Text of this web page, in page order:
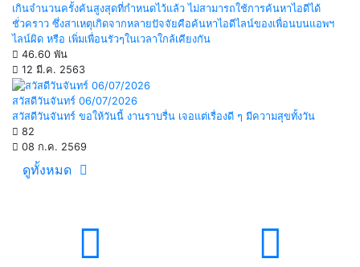
เกินจำนวนครั้งค้นสูงสุดที่กำหนดไว้แล้ว ไม่สามารถใช้การค้นหาไอดีได้
ชั่วคราว ซึ่งสาเหตุเกิดจากหลายปัจจัยคือค้นหาไอดีไลน์ของเพื่อนบนแอพฯ
ไลน์ผิด หรือ เพิ่มเพื่อนรัวๆในเวลาใกล้เคียงกัน
46.60 พัน
12 มี.ค. 2563
สวัสดีวันจันทร์ 06/07/2026
สวัสดีวันจันทร์ ขอให้วันนี้ งานราบรื่น เจอแต่เรื่องดี ๆ มีความสุขทั้งวัน
82
08 ก.ค. 2569
ดูทั้งหมด